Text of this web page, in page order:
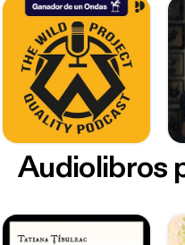
Audiolibros